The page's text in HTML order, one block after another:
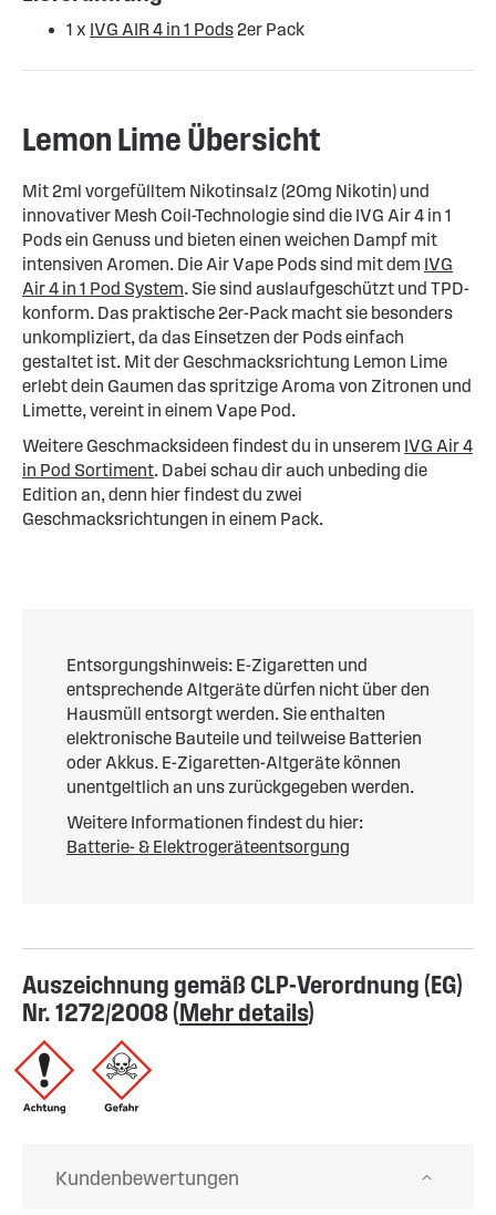
1 x IVG AIR 4 in 1 Pods 2er Pack
Lemon Lime Übersicht
Mit 2ml vorgefülltem Nikotinsalz (20mg Nikotin) und
innovativer Mesh Coil-Technologie sind die IVG Air 4 in 1
Pods ein Genuss und bieten einen weichen Dampf mit
intensiven Aromen. Die Air Vape Pods sind mit dem IVG
Air 4 in 1 Pod System. Sie sind auslaufgeschützt und TPD-
konform. Das praktische 2er-Pack macht sie besonders
unkompliziert, da das Einsetzen der Pods einfach
gestaltet ist. Mit der Geschmacksrichtung Lemon Lime
erlebt dein Gaumen das spritzige Aroma von Zitronen und
Limette, vereint in einem Vape Pod.
Weitere Geschmacksideen findest du in unserem IVG Air 4
in Pod Sortiment. Dabei schau dir auch unbeding die
Edition an, denn hier findest du zwei
Geschmacksrichtungen in einem Pack.
Entsorgungshinweis: E-Zigaretten und
entsprechende Altgeräte dürfen nicht über den
Hausmüll entsorgt werden. Sie enthalten
elektronische Bauteile und teilweise Batterien
oder Akkus. E-Zigaretten-Altgeräte können
unentgeltlich an uns zurückgegeben werden.
Weitere Informationen findest du hier:
Batterie- & Elektrogeräteentsorgung
Auszeichnung gemäß CLP-Verordnung (EG)
Nr. 1272/2008 (Mehr details)
Kundenbewertungen